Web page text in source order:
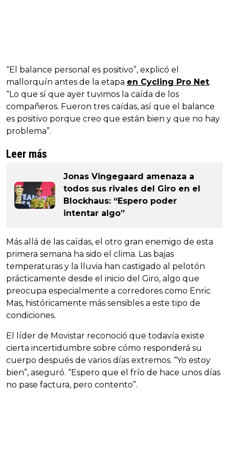
“El balance personal es positivo”, explicó el
mallorquín antes de la etapa en Cycling Pro Net.
“Lo que sí que ayer tuvimos la caída de los
compañeros. Fueron tres caídas, así que el balance
es positivo porque creo que están bien y que no hay
problema”.
Leer más
Jonas Vingegaard amenaza a
todos sus rivales del Giro en el
Blockhaus: “Espero poder
intentar algo”
Más allá de las caídas, el otro gran enemigo de esta
primera semana ha sido el clima. Las bajas
temperaturas y la lluvia han castigado al pelotón
prácticamente desde el inicio del Giro, algo que
preocupa especialmente a corredores como Enric
Mas, históricamente más sensibles a este tipo de
condiciones.
El líder de Movistar reconoció que todavía existe
cierta incertidumbre sobre cómo responderá su
cuerpo después de varios días extremos. “Yo estoy
bien”, aseguró. “Espero que el frío de hace unos días
no pase factura, pero contento”.